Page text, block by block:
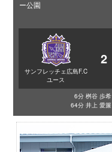
ー公園
サンフレッチェ広島F.C
ユース
2
6分 桝谷 歩希
64分 井上 愛簾